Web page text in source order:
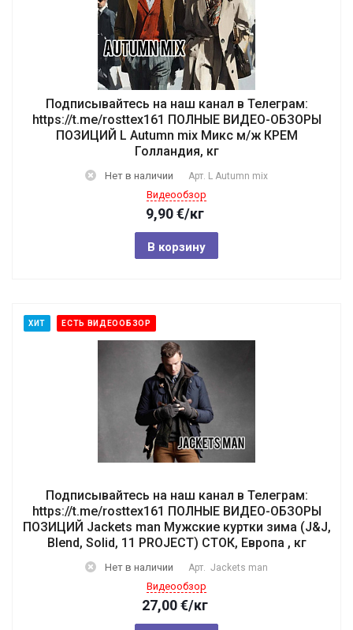
Подписывайтесь на наш канал в Телеграм:
https://t.me/rosttex161 ПОЛНЫЕ ВИДЕО-ОБЗОРЫ
ПОЗИЦИЙ L Autumn mix Микс м/ж КРЕМ
Голландия, кг
Нет в наличии Арт. L Autumn mix
Видеообзор
9,90€/кг
В корзину
ХИТ ЕСТЬ ВИДЕООБЗОР
Подписывайтесь на наш канал в Телеграм:
https://t.me/rosttex161 ПОЛНЫЕ ВИДЕО-ОБЗОРЫ
ПОЗИЦИЙ Jackets man Мужские куртки зима (J&J,
Blend, Solid, 11 PROJECT) СТОК, Европа , кг
Нет в наличии Арт. Jackets man
Видеообзор
27,00€/кг